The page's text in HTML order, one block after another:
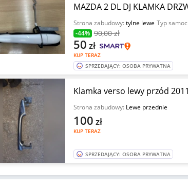
MAZDA 2 DL DJ KLAMKA
Strona zabudowy:tylne lewe Typ
-44% 90,00 zł
KUP TERAZ
50 zł
SPRZEDAJĄCY: OSOBA PRYWATNA
Klamka verso lewy przód
Strona zabudowy: Lewe przednie
KUP TERAZ
100 zł
SPRZEDAJĄCY: OSOBA PRYWATNA